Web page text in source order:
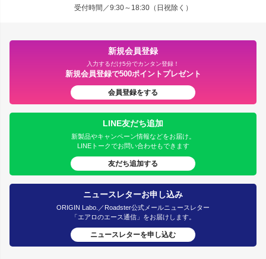
受付時間／9:30～18:30（日祝除く）
新規会員登録
入力するだけ5分でカンタン登録！
新規会員登録で500ポイントプレゼント
会員登録をする
LINE友だち追加
新製品やキャンペーン情報などをお届け。
LINEトークでお問い合わせもできます
友だち追加する
ニュースレターお申し込み
ORIGIN Labo.／Roadster公式メールニュースレター
「エアロのエース通信」をお届けします。
ニュースレターを申し込む